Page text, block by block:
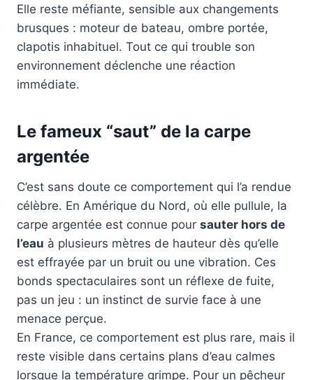
Elle reste méfiante, sensible aux changements
brusques : moteur de bateau, ombre portée,
clapotis inhabituel. Tout ce qui trouble son
environnement déclenche une réaction
immédiate.
Le fameux “saut” de la carpe
argentée
C’est sans doute ce comportement qui l’a rendue
célèbre. En Amérique du Nord, où elle pullule, la
carpe argentée est connue pour sauter hors de
l’eau à plusieurs mètres de hauteur dès qu’elle
est effrayée par un bruit ou une vibration. Ces
bonds spectaculaires sont un réflexe de fuite,
pas un jeu : un instinct de survie face à une
menace perçue.
En France, ce comportement est plus rare, mais il
reste visible dans certains plans d’eau calmes
lorsque la température grimpe. Pour un pêcheur